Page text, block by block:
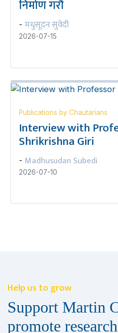
निर्माण गरौँ
- मधुसूदन सुवेदी
2026-07-15
Publications by Chautarians
Interview with
Shrikrishna Giri
- Madhusudan Subedi
2026-07-10
Help us to grow
Support Martin
promote research